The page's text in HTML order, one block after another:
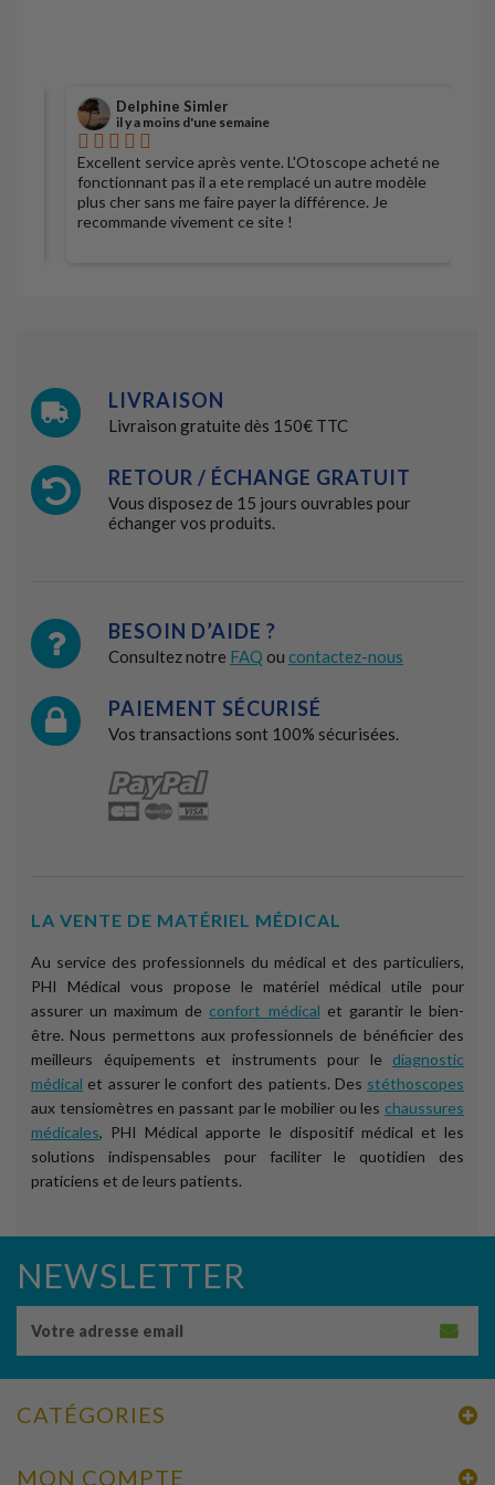
Delphine Simler
il y a moins d'une semaine
Excellent service après vente. L'Otoscope acheté ne
fonctionnant pas il a ete remplacé un autre modèle
plus cher sans me faire payer la différence. Je
recommande vivement ce site !
LIVRAISON
Livraison gratuite dès 150€ TTC
RETOUR / ÉCHANGE GRATUIT
Vous disposez de 15 jours ouvrables pour
échanger vos produits.
BESOIN D’AIDE ?
Consultez notre FAQ ou contactez-nous
PAIEMENT SÉCURISÉ
Vos transactions sont 100% sécurisées.
LA VENTE DE MATÉRIEL MÉDICAL
Au service des professionnels du médical et des particuliers,
PHI Médical vous propose le matériel médical utile pour
assurer un maximum de confort médical et garantir le bien-
être. Nous permettons aux professionnels de bénéficier des
meilleurs équipements et instruments pour le diagnostic
médical et assurer le confort des patients. Des stéthoscopes
aux tensiomètres en passant par le mobilier ou les chaussures
médicales, PHI Médical apporte le dispositif médical et les
solutions indispensables pour faciliter le quotidien des
praticiens et de leurs patients.
NEWSLETTER
CATÉGORIES
MON COMPTE